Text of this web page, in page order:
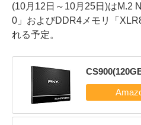
(10月12日～10月25日)はM.2
0」およびDDR4メモリ「
れる予定。